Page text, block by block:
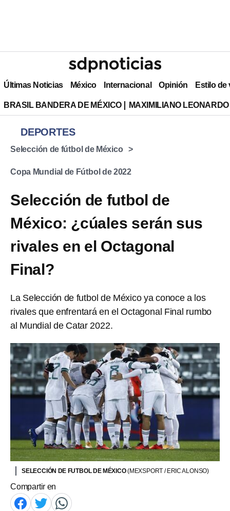
Últimas Noticias México Internacional Opinión Estilo de
BRASIL BANDERA DE MÉXICO MAXIMILIANO
DEPORTES
Selección de fútbol de México
Copa Mundial de Fútbol de 2022
Selección de futbol de
México: ¿cúales serán sus
rivales en el Octagonal
Final?
La Selección de futbol de México ya conoce a los
rivales que enfrentará en el Octagonal Final rumbo
al Mundial de Catar 2022.
SELECCIÓN DE FUTBOL DE MÉXICO(MEXSPORT / ERIC ALONSO)
Compartir en